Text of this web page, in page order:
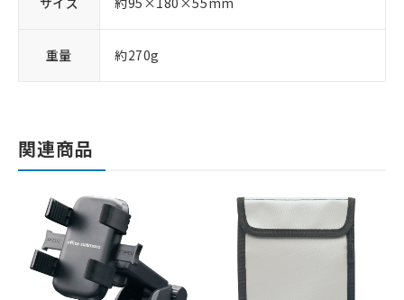
重量 約270g
関連商品